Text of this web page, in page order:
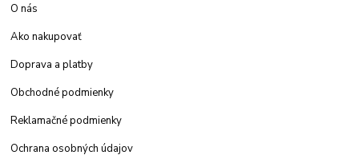
O nás
Ako nakupovať
Doprava a platby
Obchodné podmienky
Reklamačné podmienky
Ochrana osobných údajov